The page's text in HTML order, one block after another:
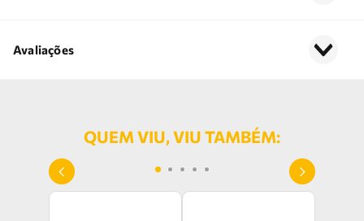
Avaliações
QUEM VIU, VIU TAMBÉM: